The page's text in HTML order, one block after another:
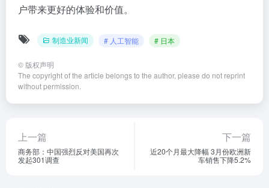
户带来更好的体验和价值。
制造业新闻 # 人工智能 # 日本
© 版权声明
The copyright of the article belongs to the author, please do not reprint
without permission.
上一篇
商务部：中国强烈反对美国再次
发起301调查
下一篇
近20个月最大降幅 3月份欧洲新
车销售下降5.2%